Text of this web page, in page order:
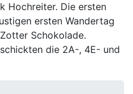
Hochreiter. Die ersten
ersten Wandertag
Schokolade.
die 2A-, 4E- und